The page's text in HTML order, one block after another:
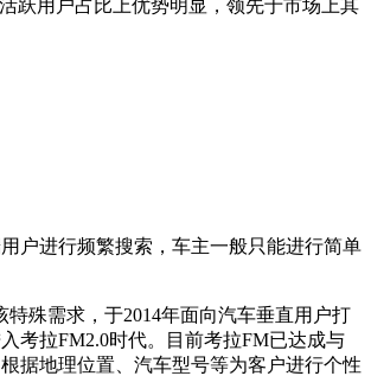
跃用户占比上优势明显，领先于市场上其
进行频繁搜索，车主一般只能进行简单
殊需求，于2014年面向汽车垂直用户打
考拉FM2.0时代。目前考拉FM已达成与
据地理位置、汽车型号等为客户进行个性